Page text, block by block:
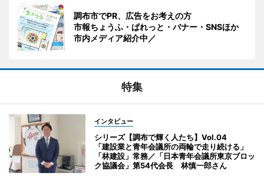
調布市でPR、広告をお考えの方
市報ちょうふ・ぱれっと・バナー・SNSほか
市内メディア紹介中／
特集
インタビュー
シリーズ【調布で輝く人たち】Vol.04
「建設業と青年会議所の両輪で走り続ける」
「林建設」常務／「日本青年会議所東京ブロッ
ク協議会」第54代会長 林慎一郎さん